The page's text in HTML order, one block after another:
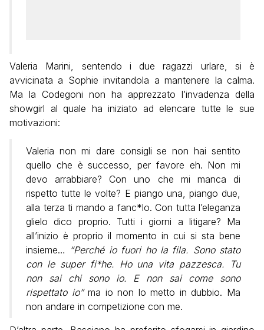
Valeria Marini, sentendo i due ragazzi urlare, si è
avvicinata a Sophie invitandola a mantenere la calma.
Ma la Codegoni non ha apprezzato l’invadenza della
showgirl al quale ha iniziato ad elencare tutte le sue
motivazioni:
Valeria non mi dare consigli se non hai sentito
quello che è successo, per favore eh. Non mi
devo arrabbiare? Con uno che mi manca di
rispetto tutte le volte? E piango una, piango due,
alla terza ti mando a fanc*lo. Con tutta l’eleganza
glielo dico proprio. Tutti i giorni a litigare? Ma
all’inizio è proprio il momento in cui si sta bene
insieme… “Perché io fuori ho la fila. Sono stato
con le super fi*he. Ho una vita pazzesca. Tu
non sai chi sono io. E non sai come sono
rispettato io”ma io non lo metto in dubbio. Ma
non andare in competizione con me.